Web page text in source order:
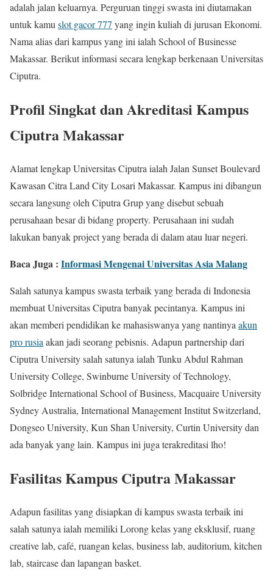
adalah jalan keluarnya. Perguruan tinggi swasta ini diutamakan
untuk kamu slot gacor 777 yang ingin kuliah di jurusan Ekonomi.
Nama alias dari kampus yang ini ialah School of Businesse
Makassar. Berikut informasi secara lengkap berkenaan Universitas
Ciputra.
Profil Singkat dan Akreditasi Kampus
Ciputra Makassar
Alamat lengkap Universitas Ciputra ialah Jalan Sunset Boulevard
Kawasan Citra Land City Losari Makassar. Kampus ini dibangun
secara langsung oleh Ciputra Grup yang disebut sebuah
perusahaan besar di bidang property. Perusahaan ini sudah
lakukan banyak project yang berada di dalam atau luar negeri.
Baca Juga : Informasi Mengenai Universitas Asia Malang
Salah satunya kampus swasta terbaik yang berada di Indonesia
membuat Universitas Ciputra banyak pecintanya. Kampus ini
akan memberi pendidikan ke mahasiswanya yang nantinya akun
pro rusia akan jadi seorang pebisnis. Adapun partnership dari
Ciputra University salah satunya ialah Tunku Abdul Rahman
University College, Swinburne University of Technology,
Solbridge International School of Business, Macquaire University
Sydney Australia, International Management Institut Switzerland,
Dongseo University, Kun Shan University, Curtin University dan
ada banyak yang lain. Kampus ini juga terakreditasi lho!
Fasilitas Kampus Ciputra Makassar
Adapun fasilitas yang disiapkan di kampus swasta terbaik ini
salah satunya ialah memiliki Lorong kelas yang eksklusif, ruang
creative lab, café, ruangan kelas, business lab, auditorium, kitchen
lab, staircase dan lapangan basket.